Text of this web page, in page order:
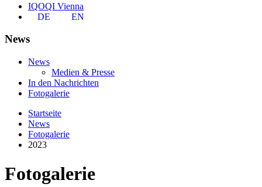
IQOQI Vienna
DE
EN
News
News
Medien & Presse
In den Nachrichten
Fotogalerie
Startseite
News
Fotogalerie
2023
Fotogalerie